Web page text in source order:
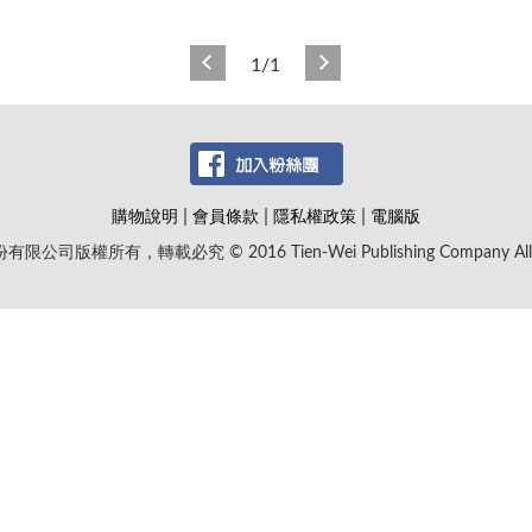
1/1
購物說明 會員條款 隱私權政策
電腦版
有限公司版權所有，轉載必究 © 2016 Tien-Wei Publishing Company All